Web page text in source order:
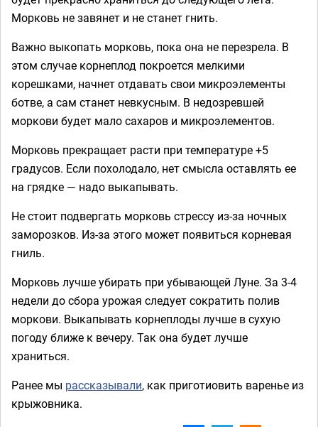
Морковь не завянет и не станет гнить.
Важно выкопать морковь, пока она не перезрела. В
этом случае корнеплод покроется мелкими
корешками, начнет отдавать свои микроэлементы
ботве, а сам станет невкусным. В недозревшей
моркови будет мало сахаров и микроэлементов.
Морковь прекращает расти при температуре +5
градусов. Если похолодало, нет смысла оставлять ее
на грядке — надо выкапывать.
Не стоит подвергать морковь стрессу из-за ночных
заморозков. Из-за этого может появиться корневая
гниль.
Морковь лучше убирать при убывающей Луне. За 3-4
недели до сбора урожая следует сократить полив
моркови. Выкапывать корнеплоды лучше в сухую
погоду ближе к вечеру. Так она будет лучше
храниться.
Ранее мы рассказывали, как приготиовить варенье из
крыжовника.